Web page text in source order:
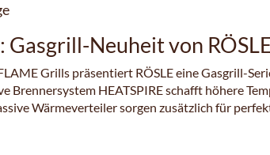
Gasgrill-Neuheit von
Grills präsentiert RÖSLE eine Gasgrill-
Brennersystem HEATSPIRE schafft höhere
Wärmeverteiler sorgen zusätzlich für